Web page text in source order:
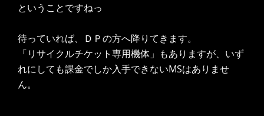
ということですねっ
待っていれば、ＤＰの方へ降りてきます。
「リサイクルチケット専用機体」もありますが、いず
れにしても課金でしか入手できないMSはありませ
ん。